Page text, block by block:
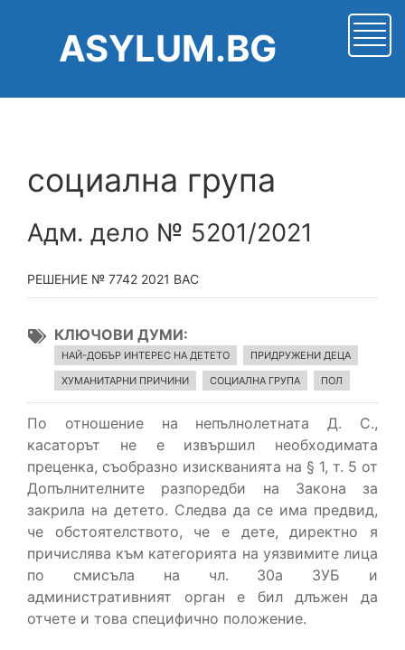
основнотоASYLUM.BG
социална група
Адм. дело № 5201/2021
РЕШЕНИЕ № 7742 2021 ВАС
КЛЮЧОВИ ДУМИ
НАЙ-ДОБЪР ИНТЕРЕС НА ДЕТЕТО
ПРИДРУЖЕНИ ДЕЦА
ХУМАНИТАРНИ ПРИЧИНИ
СОЦИАЛНА ГРУПА ПОЛ
По отношение на непълнолетната Д. С.,
касаторът не е извършил необходимата
преценка, съобразно изискванията на § 1, т. 5 от
Допълнителните разпоредби на Закона за
закрила на детето. Следва да се има предвид,
че обстоятелството, че е дете, директно я
причислява към категорията на уязвимите лица
по смисъла на чл. 30а ЗУБ и
административният орган е бил длъжен да
отчете и това специфично положение.